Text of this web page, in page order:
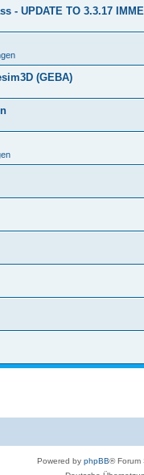
- UPDATE TO 3.3.17
(GEBA)
Powered by phpBB® Forum